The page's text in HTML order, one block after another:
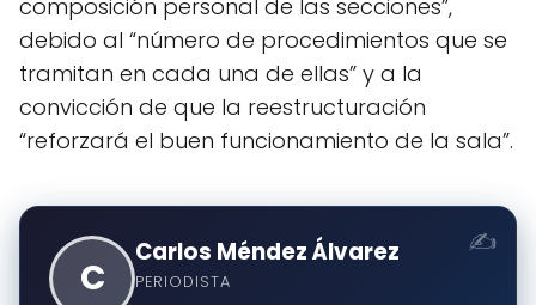
composición personal de las secciones”,
debido al “número de procedimientos que se
tramitan en cada una de ellas” y a la
convicción de que la reestructuración
“reforzará el buen funcionamiento de la sala”.
C
Carlos Méndez Álvarez
PERIODISTA